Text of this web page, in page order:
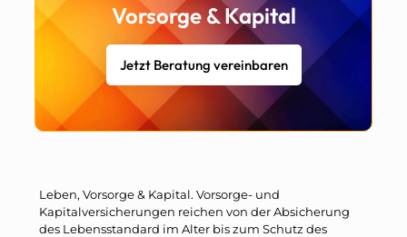
Vorsorge & Kapital
Jetzt Beratung vereinbaren
Leben, Vorsorge & Kapital. Vorsorge- und
Kapitalversicherungen reichen von der Absicherung
des Lebensstandard im Alter bis zum Schutz des